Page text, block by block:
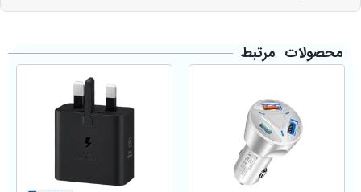
محصولات مرتبط